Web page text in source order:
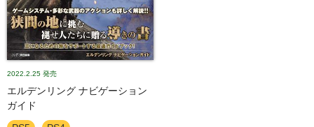
2022.2.25 発売
エルデンリング ナビゲーション
ガイド